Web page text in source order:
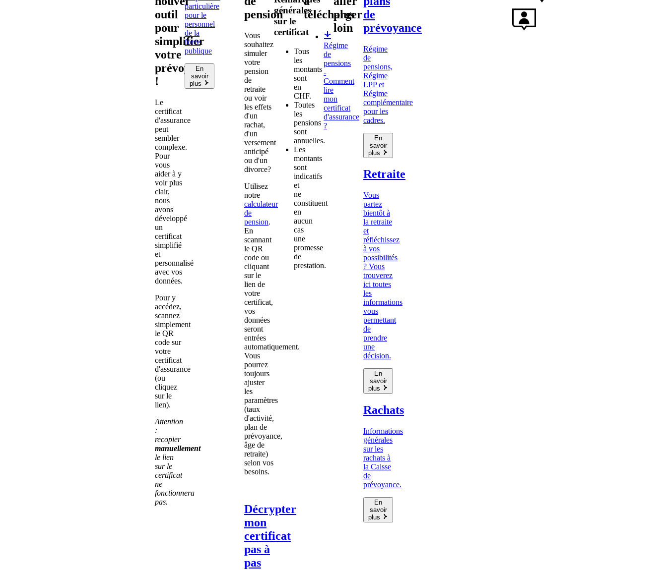
outil
pour
simplifier
votre
prévoyance
!
Le
certificat
d'assurance
peut
sembler
complexe.
Pour
vous
aider à y
voir plus
clair,
nous
avons
développé
un
certificat
simplifié
et
personnalisé
avec vos
données.
Pour y
accédez,
scannez
simplement
le QR
code sur
votre
certificat
d'assurance
(ou
cliquez
sur le
lien).
Attention
:
recopier
manuellement
le lien
sur le
certificat
ne
fonctionnera
pas.
particulière
pour le
personnel
de la
force
publique
En
savoir
plus
pension
Vous
souhaitez
simuler
votre
pension
de
retraite
ou voir
les effets
d'un
rachat,
d'un
versement
anticipé
ou d'un
divorce?
Utilisez
notre
calculateur
de
pension.
En
scannant
le QR
code ou
cliquant
sur le
lien de
votre
certificat,
vos
données
seront
entrées
automatiquement.
Vous
pourrez
toujours
ajuster
les
paramètres
(taux
d'activité,
plan de
prévoyance,
âge de
retraite)
selon vos
besoins.
Décrypter
mon
certificat
pas à
pas
générales
sur le
certificat
Tous
les
montants
sont
en
CHF.
Toutes
les
pensions
sont
annuelles.
Les
montants
sont
indicatifs
et
ne
constituent
en
aucun
cas
une
promesse
de
prestation.
télécharger
Régime
de
pensions
-
Comment
lire
mon
certificat
d'assurance
?
plus
loin
de
prévoyance
Régime
de
pensions,
Régime
LPP et
Régime
complémentaire
pour les
cadres.
En
savoir
plus
Retraite
Vous
partez
bientôt à
la retraite
et
réfléchissez
à vos
possibilités
? Vous
trouverez
ici toutes
les
informations
vous
permettant
de
prendre
une
décision.
En
savoir
plus
Rachats
Informations
générales
sur les
rachats à
la Caisse
de
prévoyance.
En
savoir
plus